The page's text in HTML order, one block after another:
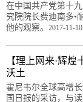
在中国共产党第十
究院院长费迪南多•
他的观察。 2017-11-10
【理上网来·辉
沃土
霍尼韦尔全球高增
国日报的采访，与